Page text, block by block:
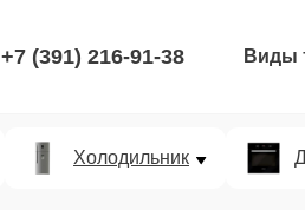
+7 (391) 216-91-38 Виды
Холодильник